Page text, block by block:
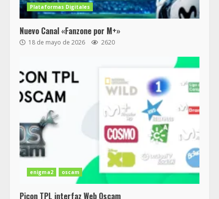
Plataformas Digitales
Nuevo Canal «Fanzone por M+»
18 de mayo de 2026 2620
enigma2 oscam
Picon TPL interfaz Web Oscam